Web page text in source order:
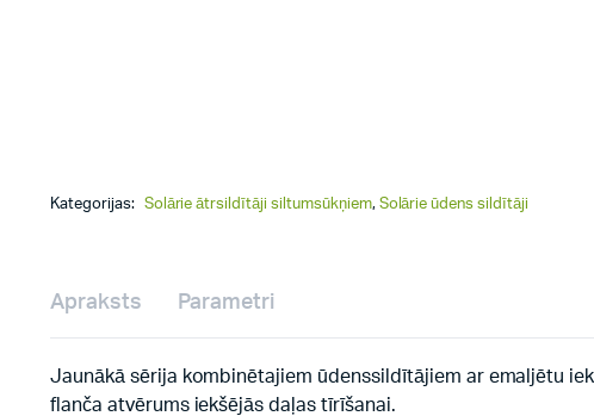
Kategorijas: Solārie ātrsildītāji siltumsūkņiem, Solārie ūdens sildītāji
Apraksts Parametri
Jaunākā sērija kombinētajiem ūdenssildītājiem ar emaljētu
flanča atvērums iekšējās daļas tīrīšanai.